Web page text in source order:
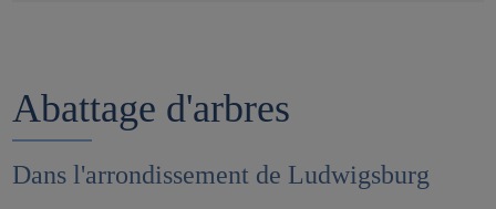
Abattage d'arbres
Dans l'arrondissement de Ludwigsburg